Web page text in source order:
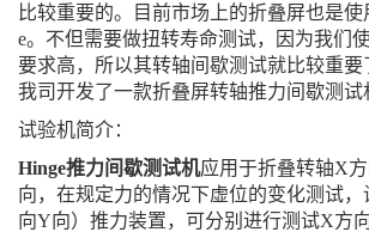
比较重要的。目前市场上的折叠屏也是使
e。不但需要做扭转寿命测试，因为我们
要求高，所以其转轴间歇测试就比较重要
我司开发了一款折叠屏转轴推力间歇测试
试验机简介：
Hinge推力间歇测试机应用于折叠转轴X
向，在规定力的情况下虚位的变化测试
向Y向）推力装置，可分别进行测试X方